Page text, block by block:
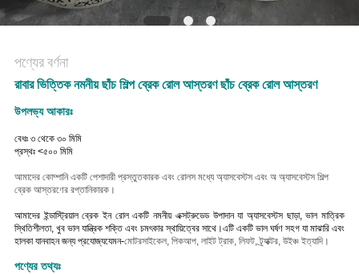
পণ্যের বর্ণনা
রাবার ভিত্তিক নমনীয় ছাঁচ শিল্প ব্রেক রোল আস্তরণ ছাঁচ ব্রেক রোল আস্তরণ
উপলভ্য আকারঃ
বেধঃ ৩ থেকে ৩০ মিমি
প্রস্থঃ <৫০০ মিমি
আমাদের কোম্পানি একটি পেশাদারী প্রস্তুতকারক এবং রোলস মধ্যে অ্যাসবেস্টস এবং অ অ্যাসবেস্টস শিল্প
ব্রেক আস্তরণের রপ্তানিকারক।
আমাদের ইন্ডাস্ট্রিয়াল ব্রেক ইন রোল একটি নমনীয় এক্সট্রুডেড উপাদান যা অ্যাসবেস্টস ছাড়া, ভাল মাত্রিক
স্থিতিশীলতা, খুব ভাল যান্ত্রিক শক্তি এবং চমৎকার স্থায়িত্বের সাথে।এটি একটি ভাল ঘর্ষণ সহগ যা মাঝারি এবং
হালকা যানবাহন জন্য প্রযোজ্যযেমন-মোটরসাইকেল, পিকআপ, লাইট ট্রাক, লিফট, ট্র্যাক্টর, উইঞ্চ ইত্যাদি।
পণ্যের তথ্যঃ